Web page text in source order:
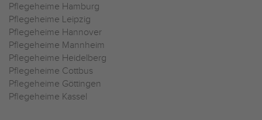
Pflegeheime Hamburg
Pflegeheime Leipzig
Pflegeheime Hannover
Pflegeheime Mannheim
Pflegeheime Heidelberg
Pflegeheime Cottbus
Pflegeheime Göttingen
Pflegeheime Kassel